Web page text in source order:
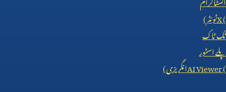
X (ٹوئٹر)
ٹک ٹاک
پلے اسٹور
AI Viewer (انگریزی)